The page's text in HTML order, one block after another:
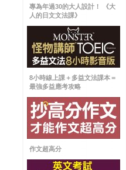
專為年過30的大人設計！ 《大
人的日文文法課》
8小時線上課＋多益文法課本＝
最強多益應考攻略
作文超高分